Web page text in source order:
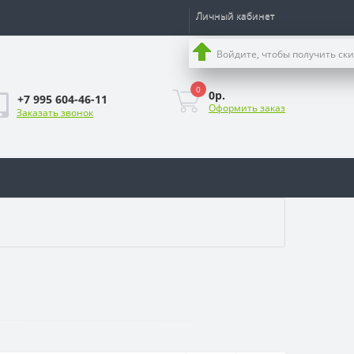
Личный кабинет
Войдите, чтобы получить
+7 995 604-46-11
Заказать звонок
0 0р.
Оформить заказ